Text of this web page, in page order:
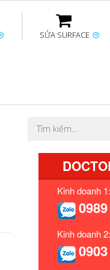
Thay bàn phím
SỬA SURFACE
Thay sạc Surface
Kinh doanh
Kinh doanh